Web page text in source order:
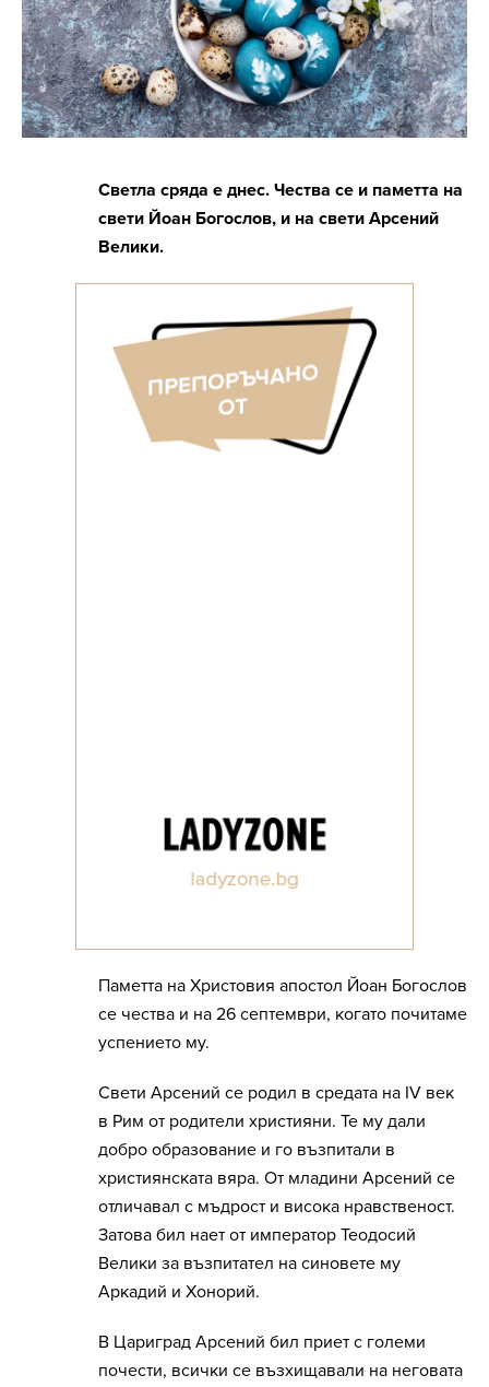
Светла сряда е днес. Чества се и паметта на
свeти Йоан Богослов, и на свети Арсений
Велики.
Паметта на Христовия апостол Йоан Богослов
се чества и на 26 септември, когато почитаме
успението му.
Свети Арсений се родил в средата на IV век
в Рим от родители християни. Те му дали
добро образование и го възпитали в
християнската вяра. От младини Арсений се
отличавал с мъдрост и висока нравственост.
Затова бил нает от император Теодосий
Велики за възпитател на синовете му
Аркадий и Хонорий.
В Цариград Арсений бил приет с големи
почести, всички се възхищавали на неговата